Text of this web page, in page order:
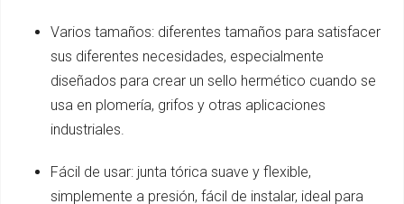
Varios tamaños: diferentes tamaños para satisfacer
sus diferentes necesidades, especialmente
diseñados para crear un sello hermético cuando se
usa en plomería, grifos y otras aplicaciones
industriales.
Fácil de usar: junta tórica suave y flexible,
simplemente a presión, fácil de instalar, ideal para